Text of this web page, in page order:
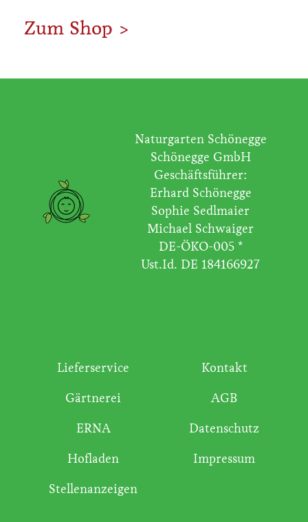
Zum Shop >
Naturgarten Schönegge
Schönegge GmbH
Geschäftsführer:
Erhard Schönegge
Sophie Sedlmaier
Michael Schwaiger
DE-ÖKO-005 *
Ust.Id. DE 184166927
Lieferservice
Gärtnerei
ERNA
Hofladen
Stellenanzeigen
Kontakt
AGB
Datenschutz
Impressum